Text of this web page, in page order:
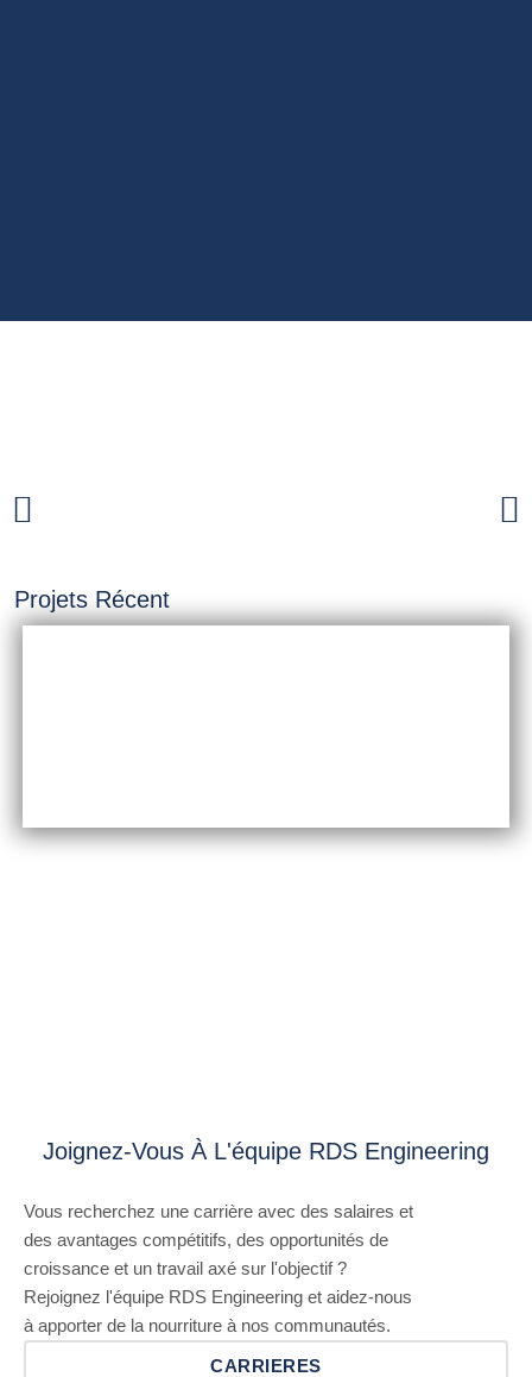
Projets Récent
Joignez-Vous À L'équipe RDS Engineering
Vous recherchez une carrière avec des salaires et
des avantages compétitifs, des opportunités de
croissance et un travail axé sur l'objectif ?
Rejoignez l'équipe RDS Engineering et aidez-nous
à apporter de la nourriture à nos communautés.
CARRIERES